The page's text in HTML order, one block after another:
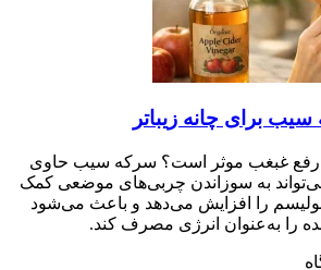
برای چانه زیباتر
غبغب موثر است؟ سرکه سیب حاوی
به سوزاندن چربی‌های موضعی کمک
را افزایش می‌دهد و باعث می‌شود
را به‌عنوان انرژی مصرف کند.